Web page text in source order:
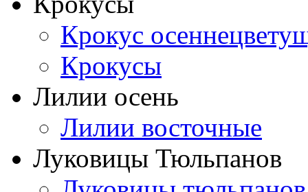
Крокус
Крокусы
Лилии осень
Лилии восточные
Луковицы Тюльпанов